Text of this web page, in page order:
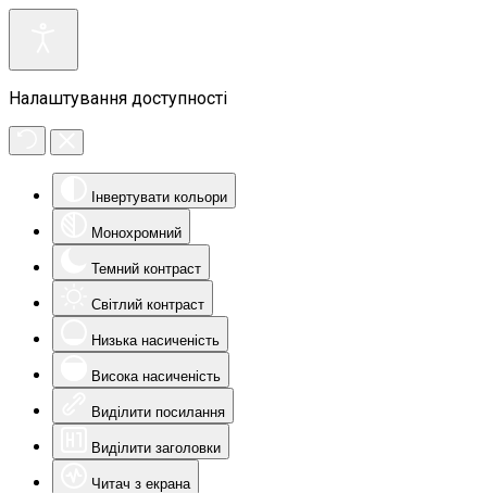
Налаштування доступності
Інвертувати кольори
Монохромний
Темний контраст
Світлий контраст
Низька насиченість
Висока насиченість
Виділити посилання
Виділити заголовки
Читач з екрана